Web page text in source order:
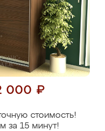
000 ₽
стоимость!
за 15 минут!